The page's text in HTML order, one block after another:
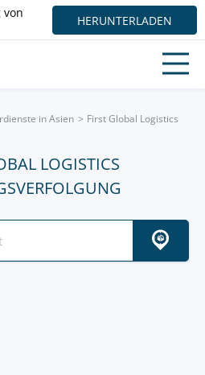
von
HERUNTERLADEN
in Asien First Global Logistics
LOGISTICS